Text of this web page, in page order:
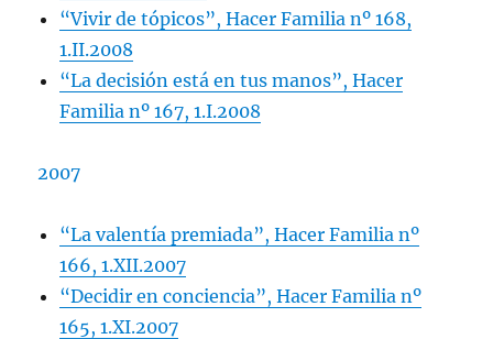
“Vivir de tópicos”, Hacer Familia nº 168,
1.II.2008
“La decisión está en tus manos”, Hacer
Familia nº 167, 1.I.2008
2007
“La valentía premiada”, Hacer Familia nº
166, 1.XII.2007
“Decidir en conciencia”, Hacer Familia nº
165, 1.XI.2007